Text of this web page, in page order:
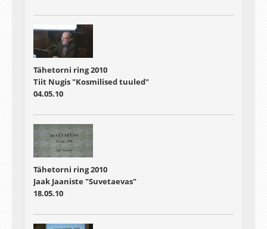
Tähetorni ring 2010
Tiit Nugis "Kosmilised tuuled"
04.05.10
Tähetorni ring 2010
Jaak Jaaniste "Suvetaevas"
18.05.10